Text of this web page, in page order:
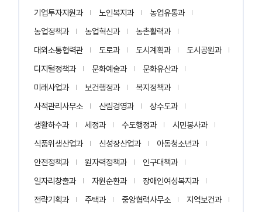
기업투자지원과
노인복지과
농업유통과
농업정책과
농업혁신과
농촌활력과
대외소통협력관
도로과 도시계획과
도시공원과
디지털정책과
문화예술과
문화유산과
미래사업과
보건행정과
복지정책과
사적관리사무소
산림경영과
상수도과
생활하수과
세정과 수도행정과
시민봉사과
식품위생산업과
신성장산업과
아동청소년과
안전정책과
원자력정책과
인구대책과
일자리창출과
자원순환과
장애인여성복지과
전략기획과
주택과 중앙협력사무소
지역보건과